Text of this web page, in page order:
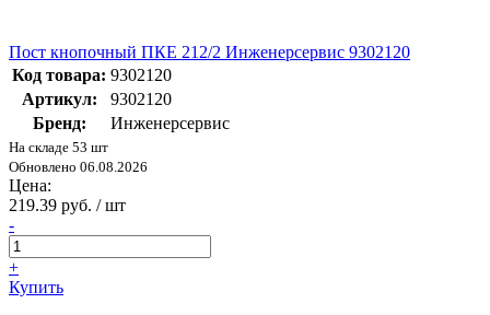
Пост кнопочный ПКЕ 212/2 Инженерсервис 9302120
Код товара: 9302120
Артикул:
9302120
Бренд:
Инженерсервис
На складе 53 шт
Обновлено 06.08.2026
Цена:
219.39 руб. / шт
-
+
Купить